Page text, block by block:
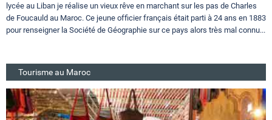
lycée au Liban je réalise un vieux rêve en marchant sur les pas de Charles
de Foucauld au Maroc. Ce jeune officier français était parti à 24 ans en 1883
pour renseigner la Société de Géographie sur ce pays alors très mal connu...
Tourisme au Maroc